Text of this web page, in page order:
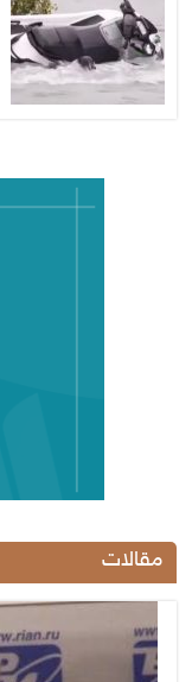
مقالات